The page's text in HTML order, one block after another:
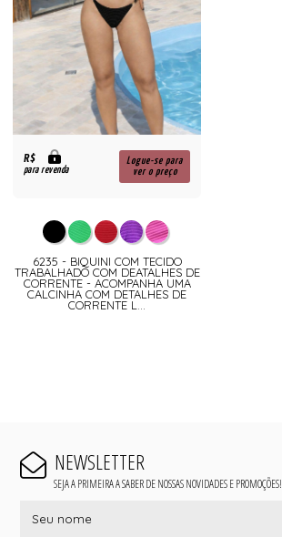
R$
para revenda
Logue-se para
ver o preço
6235 - BIQUINI COM TECIDO
TRABALHADO COM DEATALHES DE
CORRENTE - ACOMPANHA UMA
CALCINHA COM DETALHES DE
CORRENTE L...
NEWSLETTER
SEJA A PRIMEIRA A SABER DE NOSSAS NOVIDADES E PROMOÇÕES!